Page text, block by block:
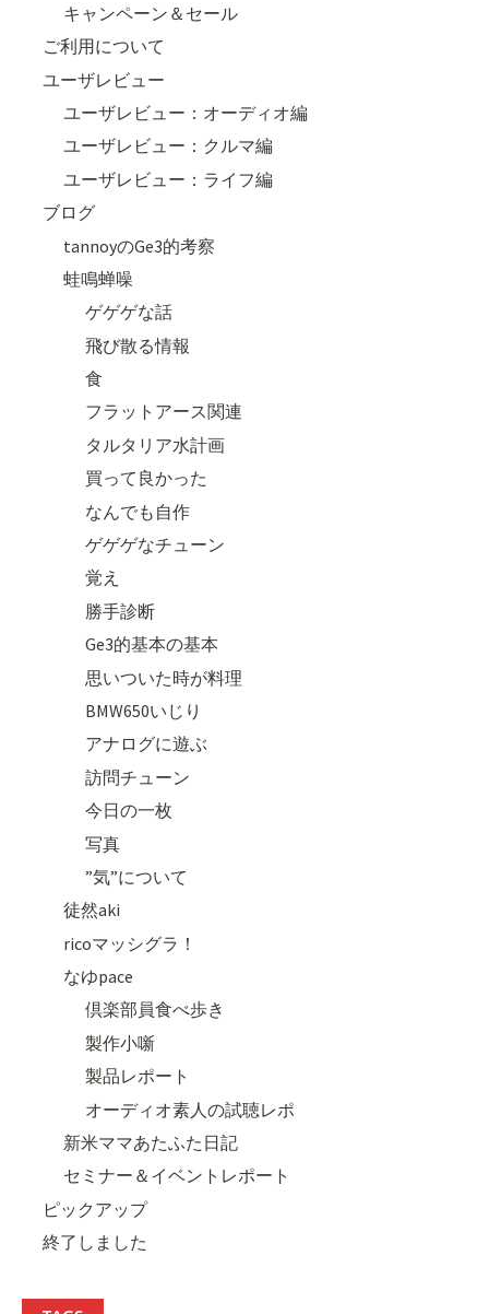
キャンペーン＆セール
ご利用について
ユーザレビュー
ユーザレビュー：オーディオ編
ユーザレビュー：クルマ編
ユーザレビュー：ライフ編
ブログ
tannoyのGe3的考察
蛙鳴蝉噪
ゲゲゲな話
飛び散る情報
食
フラットアース関連
タルタリア水計画
買って良かった
なんでも自作
ゲゲゲなチューン
覚え
勝手診断
Ge3的基本の基本
思いついた時が料理
BMW650いじり
アナログに遊ぶ
訪問チューン
今日の一枚
写真
”気”について
徒然aki
ricoマッシグラ！
なゆpace
倶楽部員食べ歩き
製作小噺
製品レポート
オーディオ素人の試聴レポ
新米ママあたふた日記
セミナー＆イベントレポート
ピックアップ
終了しました